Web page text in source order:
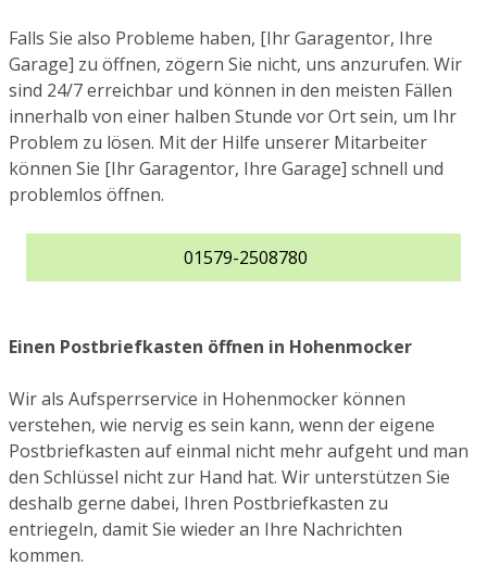
Falls Sie also Probleme haben, [Ihr Garagentor, Ihre
Garage] zu öffnen, zögern Sie nicht, uns anzurufen. Wir
sind 24/7 erreichbar und können in den meisten Fällen
innerhalb von einer halben Stunde vor Ort sein, um Ihr
Problem zu lösen. Mit der Hilfe unserer Mitarbeiter
können Sie [Ihr Garagentor, Ihre Garage] schnell und
problemlos öffnen.
01579-2508780
Einen Postbriefkasten öffnen in Hohenmocker
Wir als Aufsperrservice in Hohenmocker können
verstehen, wie nervig es sein kann, wenn der eigene
Postbriefkasten auf einmal nicht mehr aufgeht und man
den Schlüssel nicht zur Hand hat. Wir unterstützen Sie
deshalb gerne dabei, Ihren Postbriefkasten zu
entriegeln, damit Sie wieder an Ihre Nachrichten
kommen.